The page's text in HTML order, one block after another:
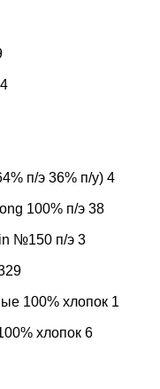
п/э 36% п/у) 4
100% п/э 38
№150 п/э 3
100% хлопок 1
хлопок 6